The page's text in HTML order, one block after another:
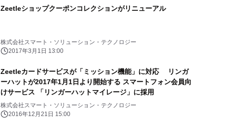
Zeetleショップクーポンコレクションがリニューアル
株式会社スマート・ソリューション・テクノロジー
2017年3月1日 13:00
Zeetleカードサービスが「ミッション機能」に対応 リンガ
ーハットが2017年1月1日より開始する スマートフォン会員向
けサービス 「リンガーハットマイレージ」に採用
株式会社スマート・ソリューション・テクノロジー
2016年12月21日 15:00